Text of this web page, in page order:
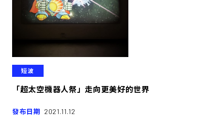
短波
「超太空機器人祭」走向更美好的世界
發布日期 2021.11.12